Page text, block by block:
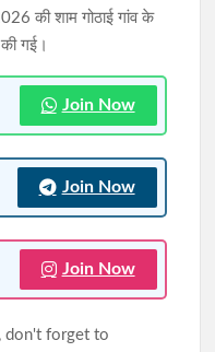
की शाम गोठाई गांव के
गई।
Join Now
Join Now
Join Now
don't forget to